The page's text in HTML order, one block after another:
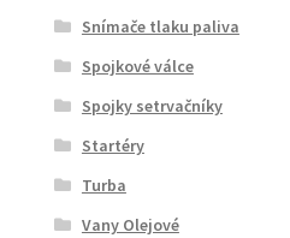
Snímače tlaku paliva
Spojkové válce
Spojky setrvačníky
Startéry
Turba
Vany Olejové